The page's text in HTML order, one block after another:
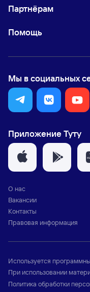
Партнёрам
Помощь
Мы в социальных
Приложение Туту
О нас
Вакансии
Контакты
Правовая информация
Используется
При использовании
Политика обработки